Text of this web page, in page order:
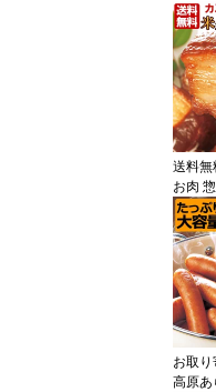
定 お
料 詰
肉の味
のロー
ーグ
フト
お取り
のお供
気 お
送料無
お肉
市場
角煮
ンバー
ちま
取り寄
供 お
日 デ
べ物
おつ
お取
高原あ